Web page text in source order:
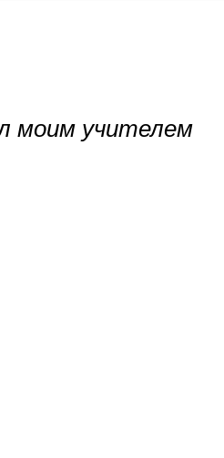
моим учителем